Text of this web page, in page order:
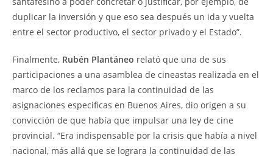
duplicar la inversión y que eso sea después un ida y vuelta
entre el sector productivo, el sector privado y el Estado”.
Finalmente, Rubén Plantáneo relató que una de sus
participaciones a una asamblea de cineastas realizada en el
marco de los reclamos para la continuidad de las
asignaciones especificas en Buenos Aires, dio origen a su
convicción de que había que impulsar una ley de cine
provincial. “Era indispensable por la crisis que había a nivel
nacional, más allá que se lograra la continuidad de las